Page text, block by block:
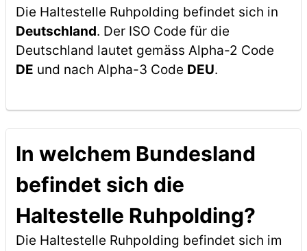
Die Haltestelle Ruhpolding befindet sich in
Deutschland. Der ISO Code für die
Deutschland lautet gemäss Alpha-2 Code
DE und nach Alpha-3 Code DEU.
In welchem Bundesland
befindet sich die
Haltestelle Ruhpolding?
Die Haltestelle Ruhpolding befindet sich im